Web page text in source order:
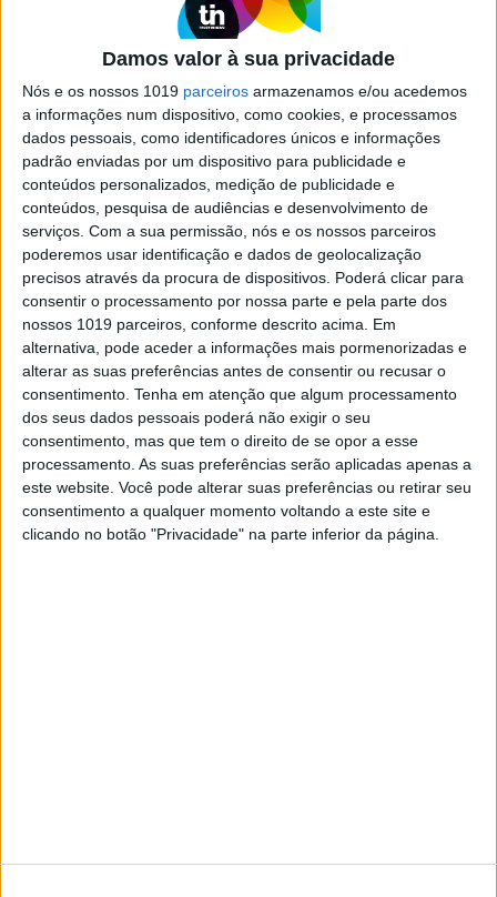
Damos valor à sua privacidade
Nós e os nossos 1019 parceiros armazenamos e/ou acedemos
a informações num dispositivo, como cookies, e processamos
dados pessoais, como identificadores únicos e informações
padrão enviadas por um dispositivo para publicidade e
conteúdos personalizados, medição de publicidade e
conteúdos, pesquisa de audiências e desenvolvimento de
serviços. Com a sua permissão, nós e os nossos parceiros
poderemos usar identificação e dados de geolocalização
precisos através da procura de dispositivos. Poderá clicar para
consentir o processamento por nossa parte e pela parte dos
nossos 1019 parceiros, conforme descrito acima. Em
alternativa, pode aceder a informações mais pormenorizadas e
alterar as suas preferências antes de consentir ou recusar o
consentimento. Tenha em atenção que algum processamento
dos seus dados pessoais poderá não exigir o seu
consentimento, mas que tem o direito de se opor a esse
processamento. As suas preferências serão aplicadas apenas a
este website. Você pode alterar suas preferências ou retirar seu
consentimento a qualquer momento voltando a este site e
clicando no botão "Privacidade" na parte inferior da página.
Visão Júnior
VISÃO JÚNIOR
'As Intermitências da Morte' -
tempos de antena
Ouve aqui os podcasts sobre o livro de José
Saramago